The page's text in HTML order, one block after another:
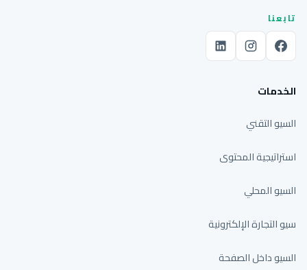
تابعنا
الخدمات
السيو التقني
استراتيجية المحتوى
السيو المحلي
سيو التجارة الإلكترونية
السيو داخل الصفحة